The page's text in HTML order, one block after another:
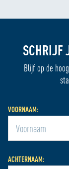
SCHRIJF
Blijf op de
VOORNAAM:
ACHTERNAAM: